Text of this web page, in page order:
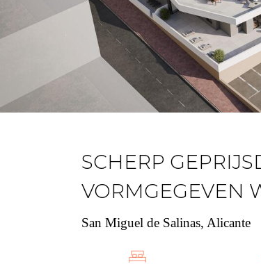
SCHERP
VORMGEGEVEN
San Miguel de Salinas, Alicante